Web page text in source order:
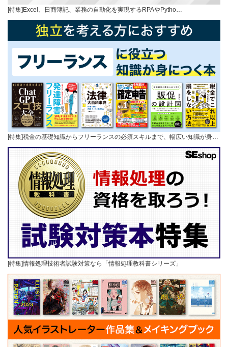
[特集]Excel、日商簿記、業務の自動化を実現するRPAやPytho…
[特集]税金の基礎知識からフリーランスの必須スキルまで、幅広い知識が身…
[特集]情報処理技術者試験対策なら「情報処理教科書シリーズ」